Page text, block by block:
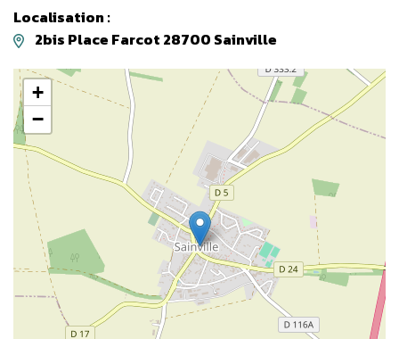
Localisation :
2bis Place Farcot 28700 Sainville
+
−